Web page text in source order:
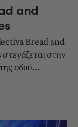
and
Bread and
στεγάζεται στην
οδού